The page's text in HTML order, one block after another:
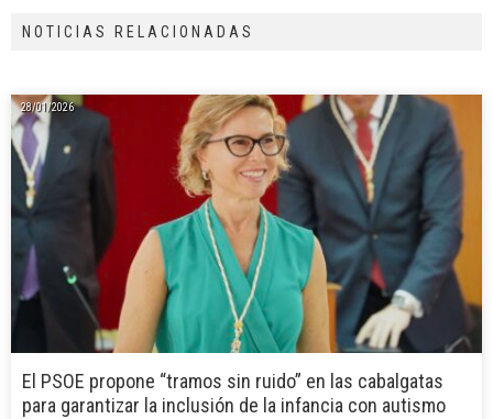
NOTICIAS RELACIONADAS
28/01/2026
El PSOE propone “tramos sin ruido” en las cabalgatas
para garantizar la inclusión de la infancia con autismo